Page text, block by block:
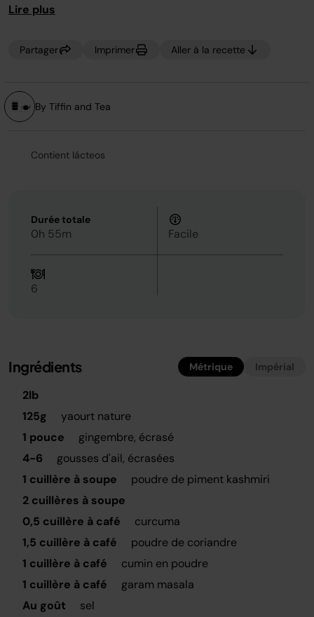
Lire plus
Partager Imprimer Aller à la recette
By Tiffin and Tea
Contient lácteos
Durée totale
0h 55m Facile
6
Ingrédients Métrique Impérial
2lb
125g
yaourt nature
1 pouce
gingembre, écrasé
4-6
gousses d'ail, écrasées
1 cuillère à soupe
poudre de piment kashmiri
2 cuillères à soupe
0,5 cuillère à café
curcuma
1,5 cuillère à café
poudre de coriandre
1 cuillère à café
cumin en poudre
1 cuillère à café
garam masala
Au goût
sel